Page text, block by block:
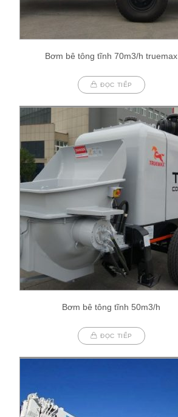
Bơm bê tông tĩnh 70m3/h truemax
ĐỌC TIẾP
Bơm bê tông tĩnh 50m3/h
ĐỌC TIẾP